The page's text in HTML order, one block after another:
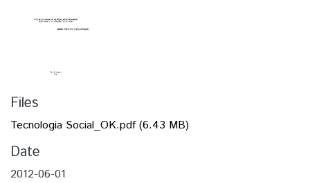
Files
Tecnologia Social_OK.pdf(6.43 MB)
Date
2012-06-01